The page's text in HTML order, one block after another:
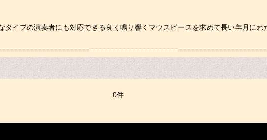
絞り込む
イプの演奏者にも対応できる良く鳴り響くマウスピースを求めて長い年月に
0件